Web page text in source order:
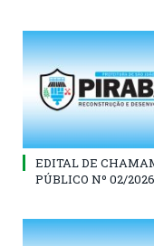
EDITAL DE
PÚBLICO Nº 02/2026